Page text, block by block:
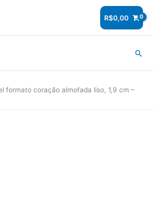
R$0,00
formato coração almofada liso, 1,9 cm –